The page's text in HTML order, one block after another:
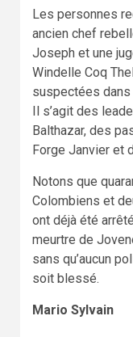
Les personnes
ancien chef
Joseph et une
Windelle Coq
suspectées dans
Il s’agit des
Balthazar, des
Forge Janvier et
Notons que
Colombiens et
ont déjà été
meurtre de
sans qu’aucun
soit blessé.
Mario Sylvain